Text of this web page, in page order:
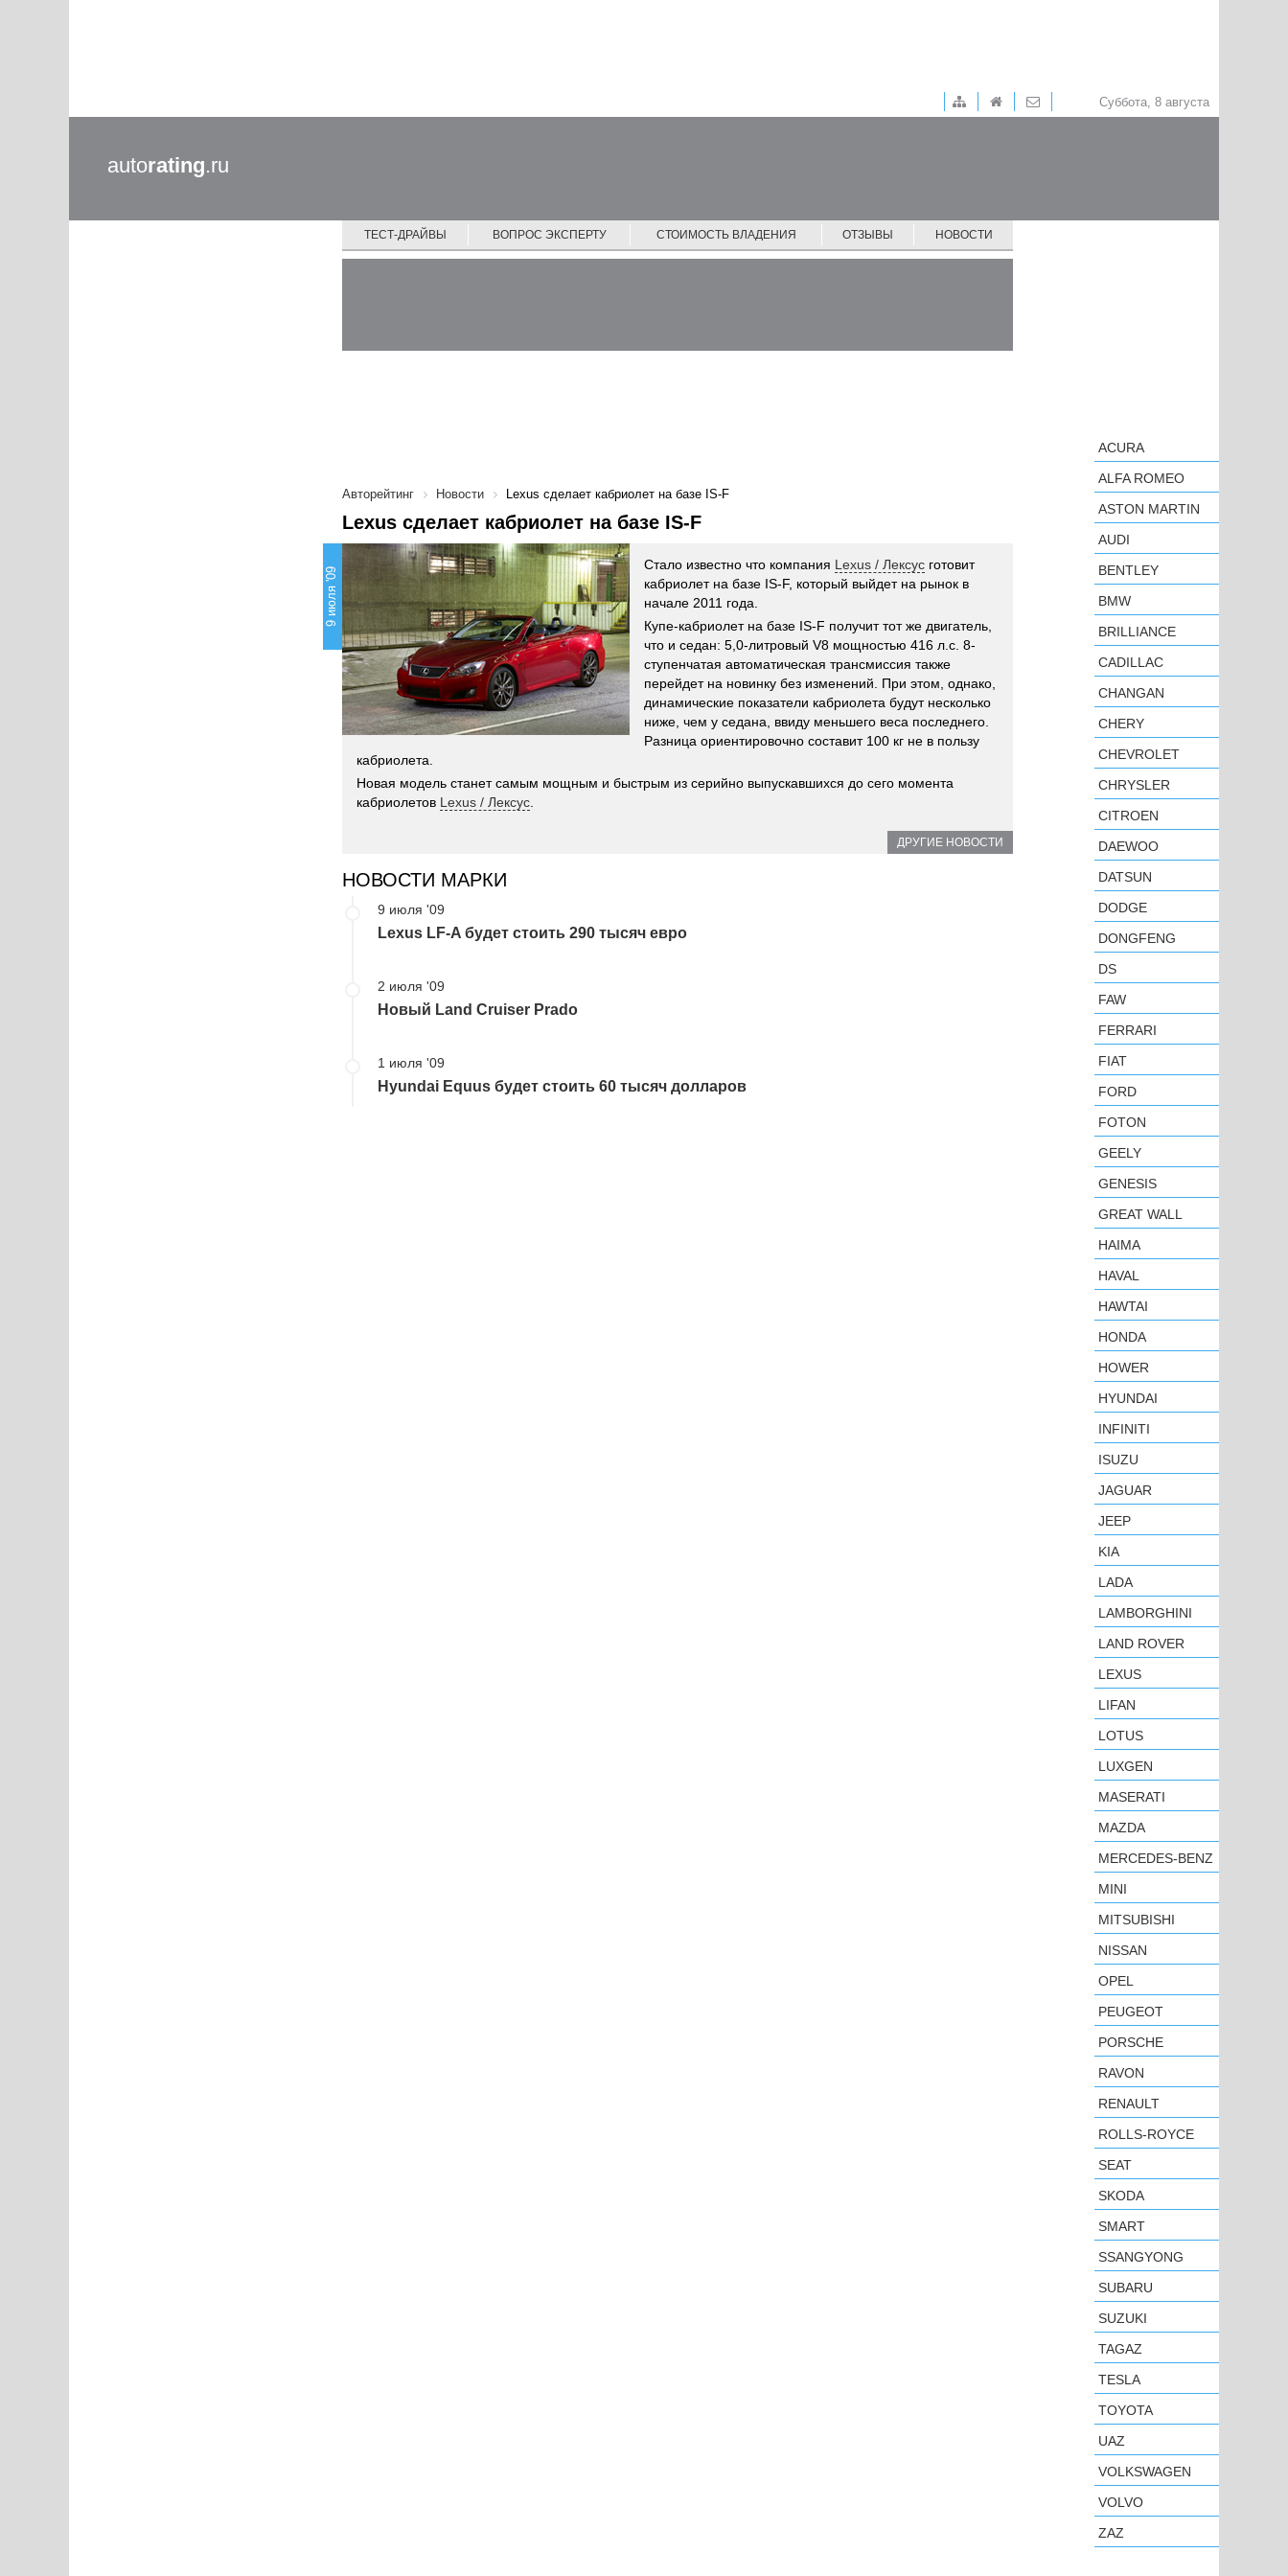
Суббота, 8 августа
autorating.ru
ТЕСТ-ДРАЙВЫ ВОПРОС ЭКСПЕРТУ СТОИМОСТЬ ВЛАДЕНИЯ ОТЗЫВЫ НОВОСТИ
Авторейтинг Новости Lexus сделает кабриолет на базе IS-F
Lexus сделает кабриолет на базе IS-F
9 июля '09
Стало известно что компания Lexus / Лексус готовит
кабриолет на базе IS-F, который выйдет на рынок в
начале 2011 года.
Купе-кабриолет на базе IS-F получит тот же двигатель,
что и седан: 5,0-литровый V8 мощностью 416 л.с. 8-
ступенчатая автоматическая трансмиссия также
перейдет на новинку без изменений. При этом, однако,
динамические показатели кабриолета будут несколько
ниже, чем у седана, ввиду меньшего веса последнего.
Разница ориентировочно составит 100 кг не в пользу
кабриолета.
Новая модель станет самым мощным и быстрым из серийно выпускавшихся до сего момента
кабриолетов Lexus / Лексус
ДРУГИЕ НОВОСТИ
НОВОСТИ МАРКИ
9 июля '09
Lexus LF-A будет стоить 290 тысяч евро
2 июля '09
Новый Land Cruiser Prado
1 июля '09
Hyundai Equus будет стоить 60 тысяч долларов
ACURA
ALFA ROMEO
ASTON MARTIN
AUDI
BENTLEY
BMW
BRILLIANCE
CADILLAC
CHANGAN
CHERY
CHEVROLET
CHRYSLER
CITROEN
DAEWOO
DATSUN
DODGE
DONGFENG
DS
FAW
FERRARI
FIAT
FORD
FOTON
GEELY
GENESIS
GREAT WALL
HAIMA
HAVAL
HAWTAI
HONDA
HOWER
HYUNDAI
INFINITI
ISUZU
JAGUAR
JEEP
KIA
LADA
LAMBORGHINI
LAND ROVER
LEXUS
LIFAN
LOTUS
LUXGEN
MASERATI
MAZDA
MERCEDES-BENZ
MINI
MITSUBISHI
NISSAN
OPEL
PEUGEOT
PORSCHE
RAVON
RENAULT
ROLLS-ROYCE
SEAT
SKODA
SMART
SSANGYONG
SUBARU
SUZUKI
TAGAZ
TESLA
TOYOTA
UAZ
VOLKSWAGEN
VOLVO
ZAZ